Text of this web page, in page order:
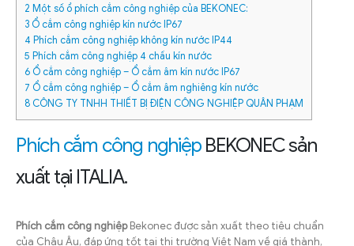
2 Một số ổ phích cắm công nghiệp của BEKONEC:
3 Ổ cắm công nghiệp kín nước IP67
4 Phích cắm công nghiệp không kín nước IP44
5 Phích cắm công nghiệp 4 chấu kín nước
6 Ổ cắm công nghiệp – Ổ cắm âm kín nước IP67
7 Ổ cắm công nghiệp – Ổ cắm âm nghiêng kín nước
8 CÔNG TY TNHH THIẾT BỊ ĐIỆN CÔNG NGHIỆP QUÂN PHẠM
Phích cắm công nghiệpBEKONEC sản
xuất tại ITALIA.
Phích cắm công nghiệpBekonec được sản xuất theo tiêu chuẩn
của Châu Âu, đáp ứng tốt tại thị trường Việt Nam về giá thành,